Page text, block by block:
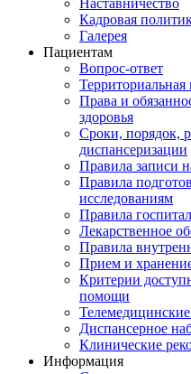
Наставничество
Кадровая
Галерея
Пациентам
Вопрос-ответ
Права и
здоровья
Сроки, порядок,
диспансеризации
Правила записи
Правила
исследованиям
Правила
Лекарственное
Правила
Прием и
Критерии
помощи
Диспансерное
Клинические
Информация